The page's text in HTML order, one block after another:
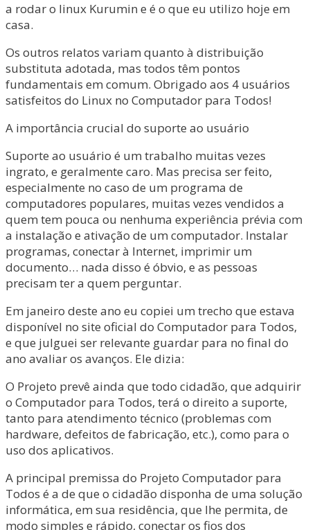
a rodar o linux Kurumin e é o que eu utilizo hoje em
casa.
Os outros relatos variam quanto à distribuição
substituta adotada, mas todos têm pontos
fundamentais em comum. Obrigado aos 4 usuários
satisfeitos do Linux no Computador para Todos!
A importância crucial do suporte ao usuário
Suporte ao usuário é um trabalho muitas vezes
ingrato, e geralmente caro. Mas precisa ser feito,
especialmente no caso de um programa de
computadores populares, muitas vezes vendidos a
quem tem pouca ou nenhuma experiência prévia com
a instalação e ativação de um computador. Instalar
programas, conectar à Internet, imprimir um
documento… nada disso é óbvio, e as pessoas
precisam ter a quem perguntar.
Em janeiro deste ano eu copiei um trecho que estava
disponível no site oficial do Computador para Todos,
e que julguei ser relevante guardar para no final do
ano avaliar os avanços. Ele dizia:
O Projeto prevê ainda que todo cidadão, que adquirir
o Computador para Todos, terá o direito a suporte,
tanto para atendimento técnico (problemas com
hardware, defeitos de fabricação, etc.), como para o
uso dos aplicativos.
A principal premissa do Projeto Computador para
Todos é a de que o cidadão disponha de uma solução
informática, em sua residência, que lhe permita, de
modo simples e rápido, conectar os fios dos